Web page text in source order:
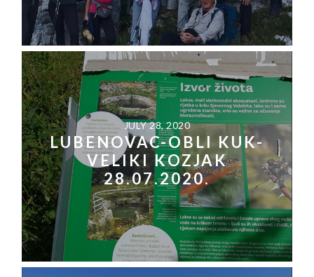
JULY 28, 2020
LUBENOVAC-OBLI KUK-
VELIKI KOZJAK
28.07.2020.